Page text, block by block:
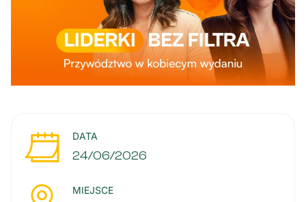
DATA
24/06/2026
MIEJSCE